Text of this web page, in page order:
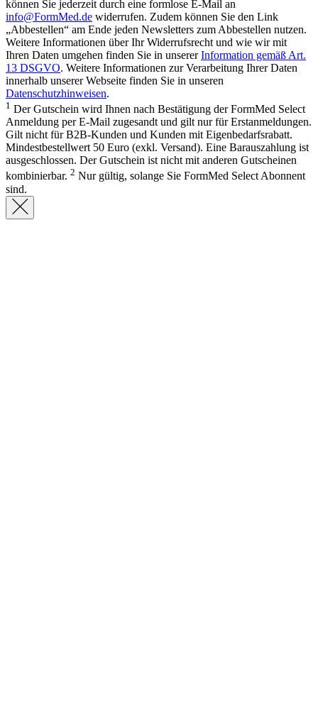
können Sie jederzeit durch eine formlose E-Mail an
info@FormMed.de widerrufen. Zudem können Sie den Link
„Abbestellen“ am Ende jeden Newsletters zum Abbestellen nutzen.
Weitere Informationen über Ihr Widerrufsrecht und wie wir mit
Ihren Daten umgehen finden Sie in unsererInformation gemäß Art.
13 DSGVO. Weitere Informationen zur Verarbeitung Ihrer Daten
innerhalb unserer Webseite finden Sie in unseren
Datenschutzhinweisen.
1 Der Gutschein wird Ihnen nach Bestätigung der FormMed Select
Anmeldung per E-Mail zugesandt und gilt nur für Erstanmeldungen.
Gilt nicht für B2B-Kunden und Kunden mit Eigenbedarfsrabatt.
Mindestbestellwert 50 Euro (exkl. Versand). Eine Barauszahlung ist
ausgeschlossen. Der Gutschein ist nicht mit anderen Gutscheinen
kombinierbar. 2 Nur gültig, solange Sie FormMed Select Abonnent
sind.